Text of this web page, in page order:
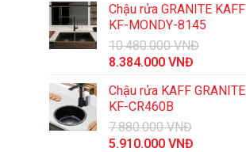
Chậu rửa GRANITE KAFF
KF-MONDY-8145
10.480.000VNĐ
Giá
là:
10.480.000 VNĐ.
8.384.000 VNĐ
tại
Chậu rửa KAFF GRANITE
KF-CR460B
7.880.000VNĐ
Giá
5.910.000 VNĐ